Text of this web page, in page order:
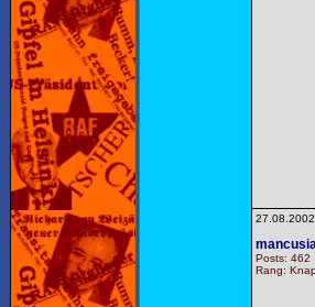
Posts: 462
Rang: